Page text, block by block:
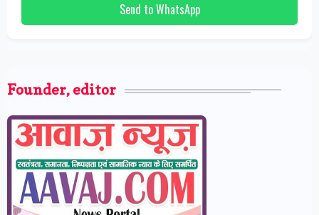
Send to WhatsApp
Founder, editor